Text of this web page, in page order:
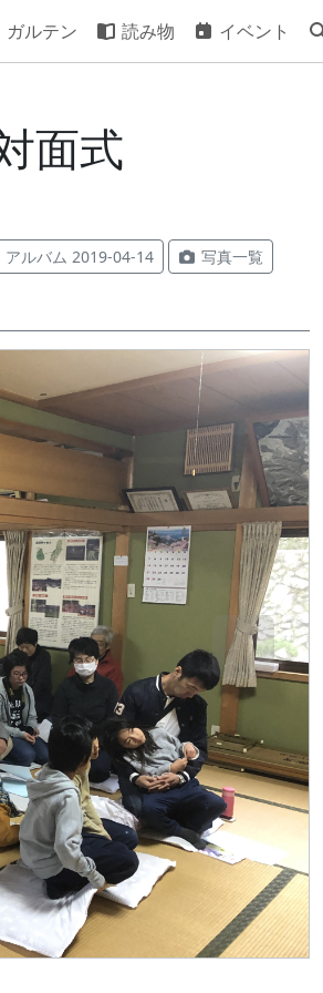
ガルテン 読み物 イベント
面式
アルバム 2019-04-14 写真一覧